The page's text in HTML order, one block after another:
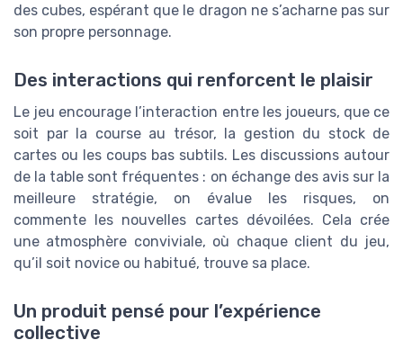
des cubes, espérant que le dragon ne s’acharne pas sur
son propre personnage.
Des interactions qui renforcent le plaisir
Le jeu encourage l’interaction entre les joueurs, que ce
soit par la course au trésor, la gestion du stock de
cartes ou les coups bas subtils. Les discussions autour
de la table sont fréquentes : on échange des avis sur la
meilleure stratégie, on évalue les risques, on
commente les nouvelles cartes dévoilées. Cela crée
une atmosphère conviviale, où chaque client du jeu,
qu’il soit novice ou habitué, trouve sa place.
Un produit pensé pour l’expérience
collective